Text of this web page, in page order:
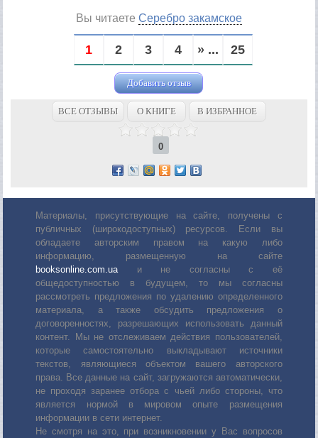
Вы читаете Серебро закамское
1 2 3 4 » ... 25
Добавить отзыв
ВСЕ ОТЗЫВЫ О КНИГЕ В ИЗБРАННОЕ
0
Материалы, присутствующие на сайте, получены с
публичных (широкодоступных) ресурсов. Если вы
обладаете авторским правом на какую либо
информацию, размещенную на сайте
booksonline.com.ua и не согласны с её
общедоступностью в будущем, то мы согласны
рассмотреть предложения по удалению определенного
материала, а также обсудить предложения о
договоренностях, разрешающих использовать данный
контент. Мы не отслеживаем действия пользователей,
которые самостоятельно выкладывают источники
текстов, являющиеся объектом вашего авторского
права. Все данные на сайт, загружаются автоматически,
не проходя заранее отбора с чьей либо стороны, что
является нормой в мировом опыте размещения
информации в сети интернет.
Не смотря на это, при возникновении у Вас вопросов